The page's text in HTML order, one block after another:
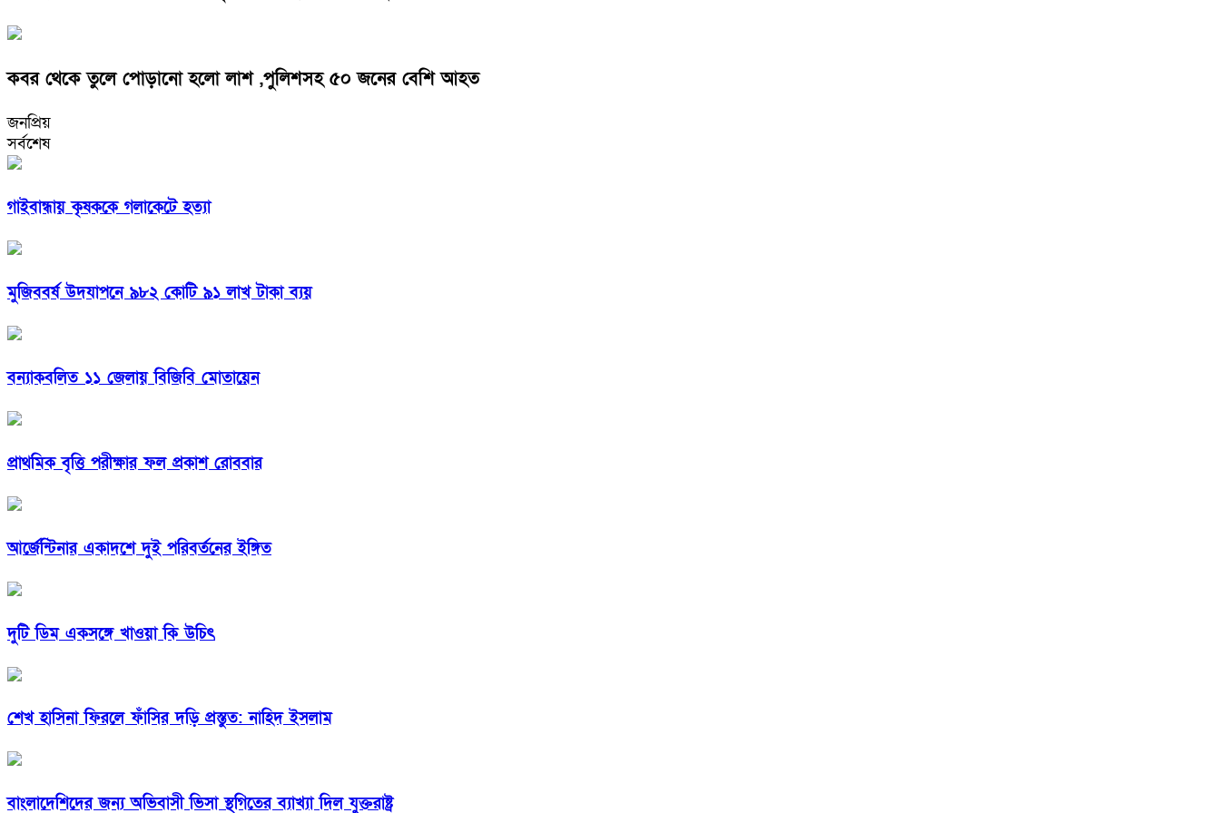
কবর থেকে তুলে পোড়ানো হলো লাশ ,পুলিশসহ ৫০ জনের বেশি আহত
জনপ্রিয়
সর্বশেষ
গাইবান্ধায় কৃষককে গলাকেটে হত্যা
মুজিববর্ষ উদযাপনে ৯৮২ কোটি ৯১ লাখ টাকা ব্যয়
বন্যাকবলিত ১১ জেলায় বিজিবি মোতায়েন
প্রাথমিক বৃত্তি পরীক্ষার ফল প্রকাশ রোববার
আর্জেন্টিনার একাদশে দুই পরিবর্তনের ইঙ্গিত
দুটি ডিম একসঙ্গে খাওয়া কি উচিৎ
শেখ হাসিনা ফিরলে ফাঁসির দড়ি প্রস্তুত: নাহিদ ইসলাম
বাংলাদেশিদের জন্য অভিবাসী ভিসা স্থগিতের ব্যাখ্যা দিল যুক্তরাষ্ট্র